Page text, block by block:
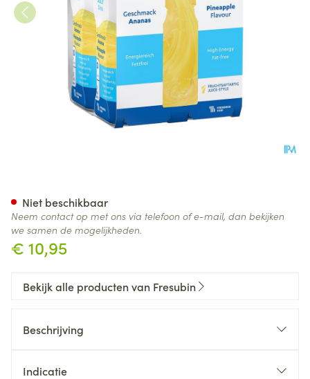
€ 10,95
Niet beschikbaar
Neem contact op met ons via telefoon of e-mail, dan bekijken
we samen de mogelijkheden.
Bekijk alle producten van Fresubin
Beschrijving
Indicatie